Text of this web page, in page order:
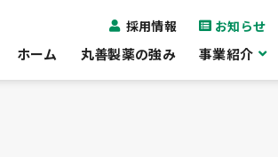
採用情報 お知らせ
ホーム 丸善製薬の強み 事業紹介